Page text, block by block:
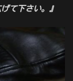
て下さい。』